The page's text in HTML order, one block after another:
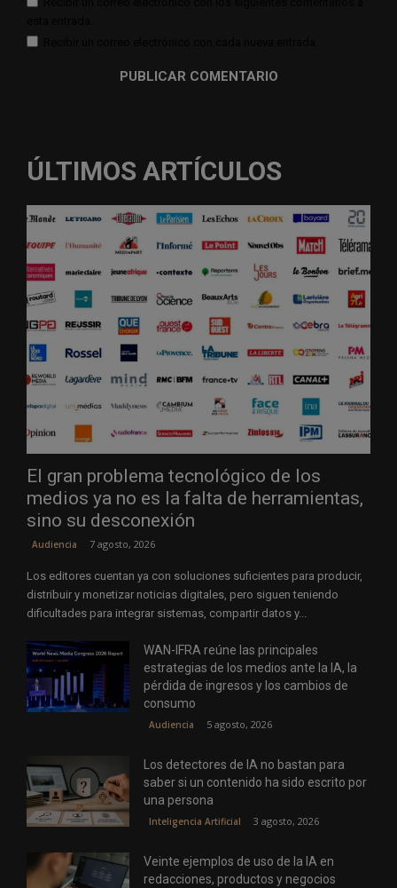
ÚLTIMOS ARTÍCULOS
El gran problema tecnológico de los
medios ya no es la falta de herramientas,
sino su desconexión
Audiencia 7 agosto, 2026
Los editores cuentan ya con soluciones suficientes para producir,
distribuir y monetizar noticias digitales, pero siguen teniendo
dificultades para integrar sistemas, compartir datos y...
WAN-IFRA reúne las principales
estrategias de los medios ante la IA, la
pérdida de ingresos y los cambios de
consumo
Audiencia 5 agosto, 2026
Los detectores de IA no bastan para
saber si un contenido ha sido escrito por
una persona
Inteligencia Artificial 3 agosto, 2026
Veinte ejemplos de uso de la IA en
redacciones, productos y negocios